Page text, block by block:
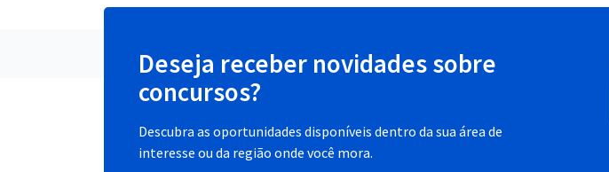
Deseja receber novidades sobre
concursos?
Descubra as oportunidades disponíveis dentro da sua área de
interesse ou da região onde você mora.